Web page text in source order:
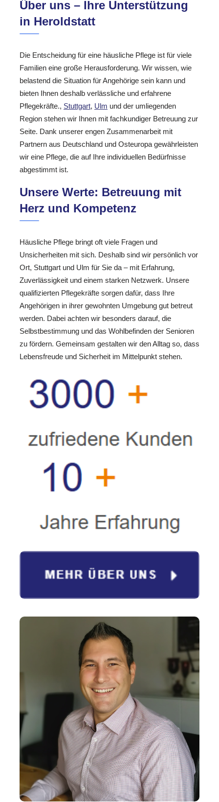
Über uns – Ihre Unterstützung
in Heroldstatt
Die Entscheidung für eine häusliche Pflege ist für viele
Familien eine große Herausforderung. Wir wissen, wie
belastend die Situation für Angehörige sein kann und
bieten Ihnen deshalb verlässliche und erfahrene
Pflegekräfte., Stuttgart, Ulm und der umliegenden
Region stehen wir Ihnen mit fachkundiger Betreuung zur
Seite. Dank unserer engen Zusammenarbeit mit
Partnern aus Deutschland und Osteuropa gewährleisten
wir eine Pflege, die auf Ihre individuellen Bedürfnisse
abgestimmt ist.
Unsere Werte: Betreuung mit
Herz und Kompetenz
Häusliche Pflege bringt oft viele Fragen und
Unsicherheiten mit sich. Deshalb sind wir persönlich vor
Ort, Stuttgart und Ulm für Sie da – mit Erfahrung,
Zuverlässigkeit und einem starken Netzwerk. Unsere
qualifizierten Pflegekräfte sorgen dafür, dass Ihre
Angehörigen in ihrer gewohnten Umgebung gut betreut
werden. Dabei achten wir besonders darauf, die
Selbstbestimmung und das Wohlbefinden der Senioren
zu fördern. Gemeinsam gestalten wir den Alltag so, dass
Lebensfreude und Sicherheit im Mittelpunkt stehen.